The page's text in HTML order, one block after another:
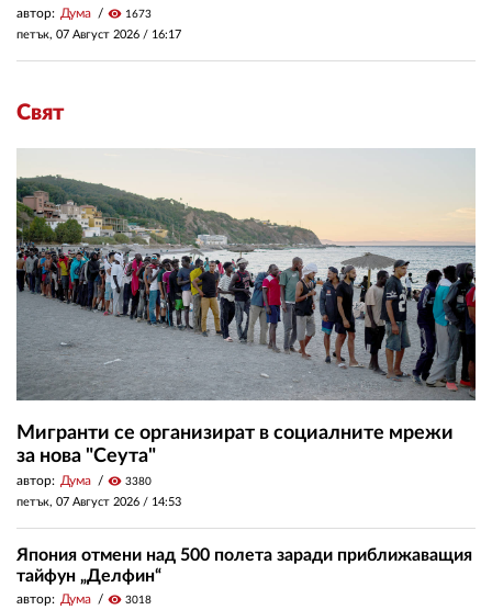
автор: Дума visibility 1673
петък, 07 Август 2026 / 16:17
Свят
Мигранти се организират в социалните мрежи
за нова "Сеута"
автор: Дума visibility 3380
петък, 07 Август 2026 / 14:53
Япония отмени над 500 полета заради приближаващия
тайфун „Делфин“
автор: Дума visibility 3018